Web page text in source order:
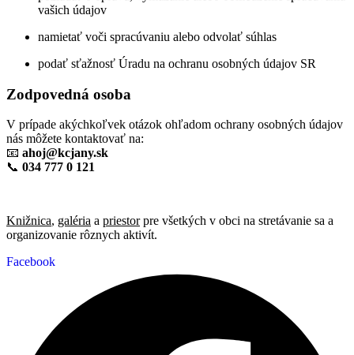
vašich údajov
namietať voči spracúvaniu alebo odvolať súhlas
podať sťažnosť Úradu na ochranu osobných údajov SR
Zodpovedná osoba
V prípade akýchkoľvek otázok ohľadom ochrany osobných údajov
nás môžete kontaktovať na:
📧 ahoj@kcjany.sk
📞 034 777 0 121
Knižnica, galéria a priestorpre všetkých v obci na stretávanie sa a
organizovanie rôznych aktivít.
Facebook